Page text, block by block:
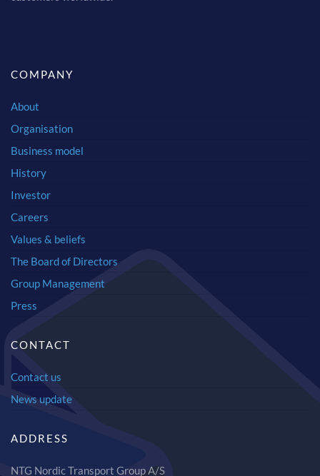
COMPANY
About
Organisation
Business model
History
Investor
Careers
Values & beliefs
The Board of Directors
Group Management
Press
CONTACT
Contact us
News update
ADDRESS
NTG Nordic Transport Group A/S